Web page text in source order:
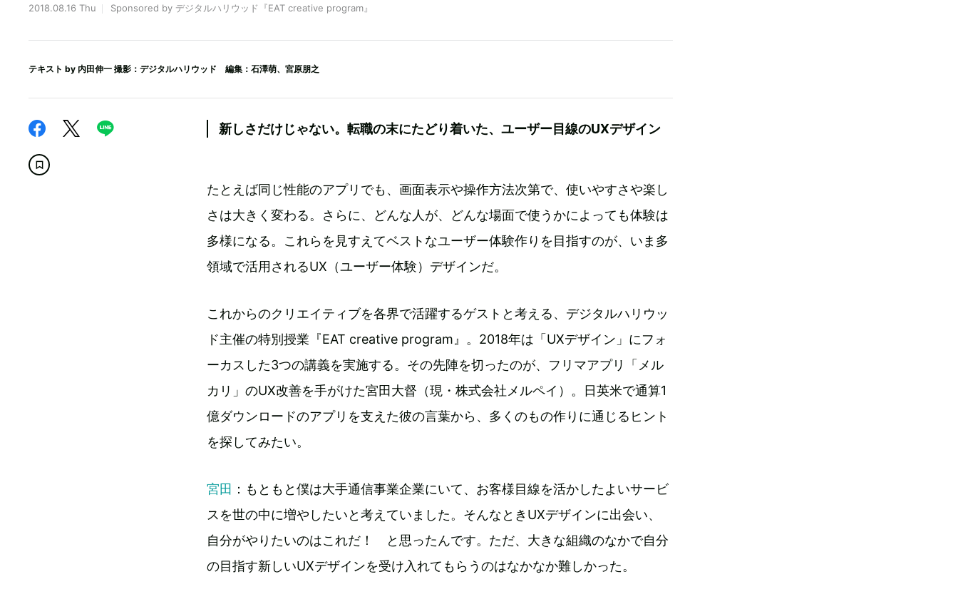
2018.08.16 Thu Sponsored by デジタルハリウッド『EAT creative program』
テキスト by 内田伸一 撮影：デジタルハリウッド 編集：石澤萌、宮原朋之
新しさだけじゃない。転職の末にたどり着いた、ユーザー目線のUXデザイン
たとえば同じ性能のアプリでも、画面表示や操作方法次第で、使いやすさや楽し
さは大きく変わる。さらに、どんな人が、どんな場面で使うかによっても体験は
多様になる。これらを見すえてベストなユーザー体験作りを目指すのが、いま多
領域で活用されるUX（ユーザー体験）デザインだ。
これからのクリエイティブを各界で活躍するゲストと考える、デジタルハリウッ
ド主催の特別授業『EAT creative program』。2018年は「UXデザイン」にフォ
ーカスした3つの講義を実施する。その先陣を切ったのが、フリマアプリ「メル
カリ」のUX改善を手がけた宮田大督（現・株式会社メルペイ）。日英米で通算1
億ダウンロードのアプリを支えた彼の言葉から、多くのもの作りに通じるヒント
を探してみたい。
宮田 ：もともと僕は大手通信事業企業にいて、お客様目線を活かしたよいサービ
スを世の中に増やしたいと考えていました。そんなときUXデザインに出会い、
自分がやりたいのはこれだ！ と思ったんです。ただ、大きな組織のなかで自分
の目指す新しいUXデザインを受け入れてもらうのはなかなか難しかった。